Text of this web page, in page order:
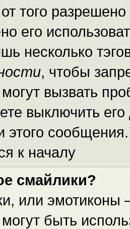
того
его
несколько
, чтобы
вызвать
выключить
этого сообщения.
к началу
смайлики?
или эмотиконы
быть